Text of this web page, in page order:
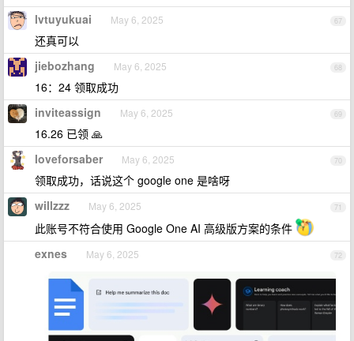
67
lvtuyukuai May 6, 2025
还真可以
68
jiebozhang May 6, 2025
16：24 领取成功
69
inviteassign May 6, 2025
16.26 已领 🙏
70
loveforsaber May 6, 2025
领取成功，话说这个 google one 是啥呀
71
willzzz May 6, 2025
此账号不符合使用 Google One AI 高级版方案的条件
72
exnes May 6, 2025